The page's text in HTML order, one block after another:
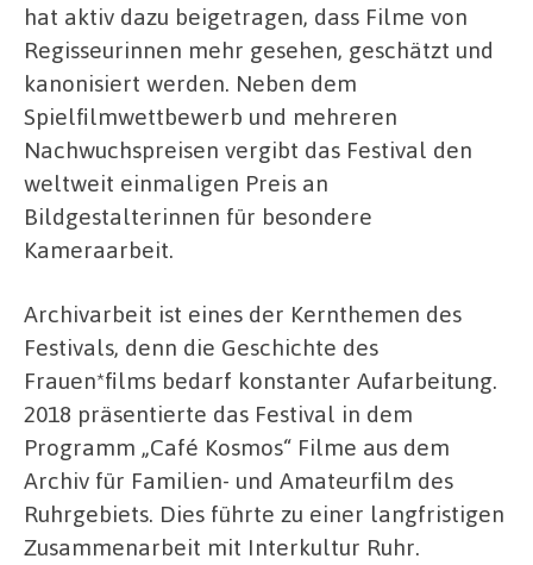
hat aktiv dazu beigetragen, dass Filme von
Regisseurinnen mehr gesehen, geschätzt und
kanonisiert werden. Neben dem
Spielfilmwettbewerb und mehreren
Nachwuchspreisen vergibt das Festival den
weltweit einmaligen Preis an
Bildgestalterinnen für besondere
Kameraarbeit.
Archivarbeit ist eines der Kernthemen des
Festivals, denn die Geschichte des
Frauen*films bedarf konstanter Aufarbeitung.
2018 präsentierte das Festival in dem
Programm „Café Kosmos“ Filme aus dem
Archiv für Familien- und Amateurfilm des
Ruhrgebiets. Dies führte zu einer langfristigen
Zusammenarbeit mit Interkultur Ruhr.